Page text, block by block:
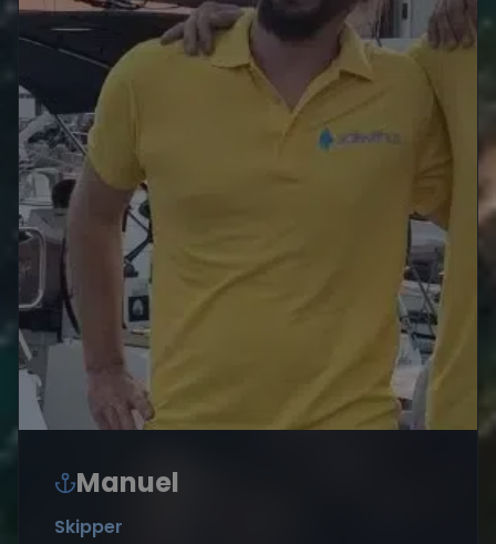
Manuel
Skipper